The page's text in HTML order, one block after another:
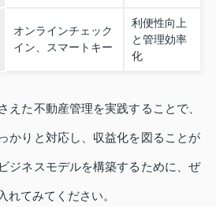
オンラインチェック
イン、スマートキー
利便性向上
と管理効率
化
えた不動産管理を実践することで、
かりと対応し、収益化を図ることが
ジネスモデルを構築するために、ぜ
れてみてください。